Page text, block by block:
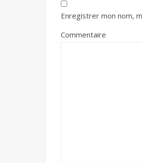
Enregistrer mon nom,
Commentaire